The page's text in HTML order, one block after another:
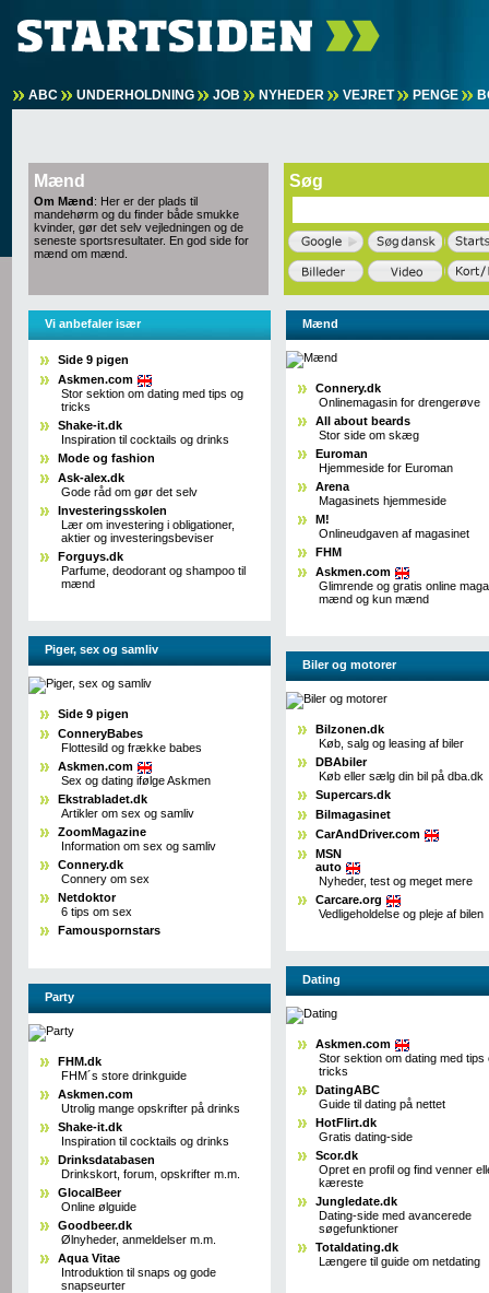
ABC UNDERHOLDNING JOB NYHEDER VEJRET PENGE
Mænd
Om Mænd: Her er der plads til
mandehørm og du finder både smukke
kvinder, gør det selv vejledningen og de
seneste sportsresultater. En god side for
mænd om mænd.
Søg
Vi anbefaler især
Side 9 pigen
Askmen.com
Stor sektion om dating med tips og
tricks
Shake-it.dk
Inspiration til cocktails og drinks
Mode og fashion
Ask-alex.dk
Gode råd om gør det selv
Investeringsskolen
Lær om investering i obligationer,
aktier og investeringsbeviser
Forguys.dk
Parfume, deodorant og shampoo til
mænd
Piger, sex og samliv
Side 9 pigen
ConneryBabes
Flottesild og frække babes
Askmen.com
Sex og dating ifølge Askmen
Ekstrabladet.dk
Artikler om sex og samliv
ZoomMagazine
Information om sex og samliv
Connery.dk
Connery om sex
Netdoktor
6 tips om sex
Famouspornstars
Party
FHM.dk
FHM´s store drinkguide
Askmen.com
Utrolig mange opskrifter på drinks
Shake-it.dk
Inspiration til cocktails og drinks
Drinksdatabasen
Drinkskort, forum, opskrifter m.m.
GlocalBeer
Online ølguide
Goodbeer.dk
Ølnyheder, anmeldelser m.m.
Aqua Vitae
Introduktion til snaps og gode
snapseurter
Mænd
Connery.dk
Onlinemagasin for drengerøve
All about beards
Stor side om skæg
Euroman
Hjemmeside for Euroman
Arena
Magasinets hjemmeside
M!
Onlineudgaven af magasinet
FHM
Askmen.com
Glimrende og gratis online
mænd og kun mænd
Biler og motorer
Bilzonen.dk
Køb, salg og leasing af biler
DBAbiler
Køb eller sælg din bil på dba.dk
Supercars.dk
Bilmagasinet
CarAndDriver.com
MSN
auto
Nyheder, test og meget mere
Carcare.org
Vedligeholdelse og pleje af bilen
Dating
Askmen.com
Stor sektion om dating med tips
tricks
DatingABC
Guide til dating på nettet
HotFlirt.dk
Gratis dating-side
Scor.dk
Opret en profil og find venner
kæreste
Jungledate.dk
Dating-side med avancerede
søgefunktioner
Totaldating.dk
Længere til guide om netdating